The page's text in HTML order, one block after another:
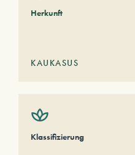
Herkunft
KAUKASUS
Klassifizierung